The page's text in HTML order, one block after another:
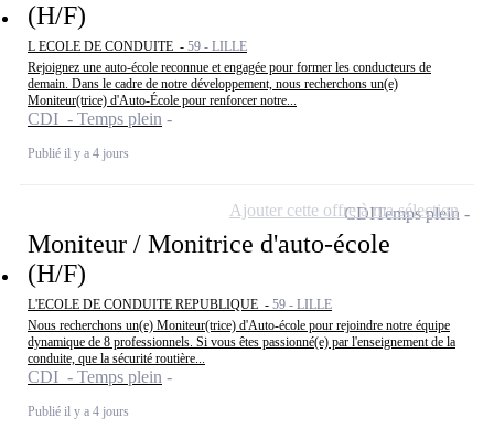
(H/F)
L ECOLE DE CONDUITE - 59 - LILLE
Rejoignez une auto-école reconnue et engagée pour former les conducteurs de
demain. Dans le cadre de notre développement, nous recherchons un(e)
Moniteur(trice) d'Auto-École pour renforcer notre...
CDI - Temps plein
Publié il y a 4 jours
Moniteur / Monitrice d'auto-école
(H/F)
L'ECOLE DE CONDUITE REPUBLIQUE - 59 - LILLE
Nous recherchons un(e) Moniteur(trice) d'Auto-école pour rejoindre notre équipe
dynamique de 8 professionnels. Si vous êtes passionné(e) par l'enseignement de la
conduite, que la sécurité routière...
CDI - Temps plein
Publié il y a 4 jours
CDITemps plein
Ajouter cette offre à ma sélection